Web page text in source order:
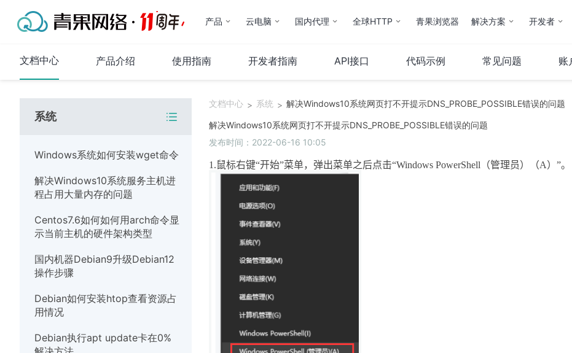
产品 云电脑 国内代理 全球HTTP 青果浏览器 解决方案 开发者
文档中心 产品介绍 使用指南 开发者指南 API接口 代码示例 常见问题 账
系统 代理IP
产品介绍
使用指南
云计算
云IP
服务器租用
Windows系统如何安装wget命令
解决Windows10系统服务主机进
程占用大量内存的问题
Centos7.6如何如何用arch命令显
示当前主机的硬件架构类型
国内机器Debian9升级Debian12
操作步骤
Debian如何安装htop查看资源占
用情况
Debian执行apt update卡在0%
文档中心 > 系统 > 解决Windows10系统网页打不开提示DNS_PROBE_POSSIBLE错误的问题
解决Windows10系统网页打不开提示DNS_PROBE_POSSIBLE错误的问题
发布时间：2022-06-16 10:05
1.鼠标右键“开始”菜单，弹出菜单之后点击“Windows PowerShell （管理员）（A）”。